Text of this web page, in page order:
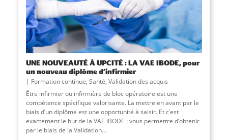
UNE NOUVEAUTÉ À UPCITÉ : LA VAE IBODE, pour
un nouveau diplôme d’infirmier
Formation continue, Santé, Validation des acquis
​Être infirmier ou infirmière de bloc opératoire est une
compétence spécifique valorisante. La mettre en avant par le
biais d’un diplôme est une opportunité à saisir. Et c’est
exactement le but de la VAE IBODE : vous permettre d’obtenir
par le biais de la Validation...